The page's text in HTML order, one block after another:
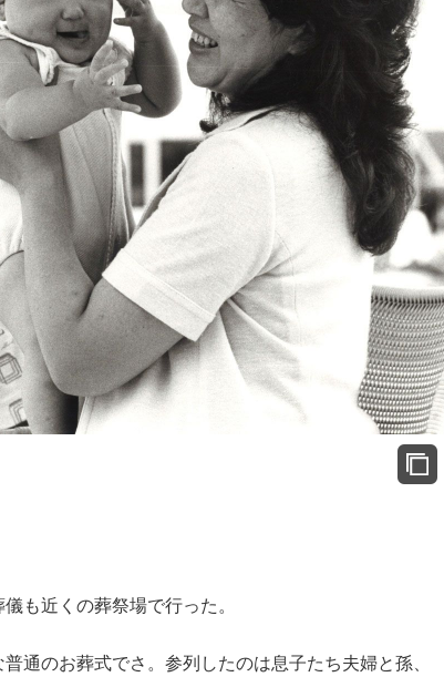
も近くの葬祭場で行った。
通のお葬式でさ。参列したのは息子たち夫婦と孫、